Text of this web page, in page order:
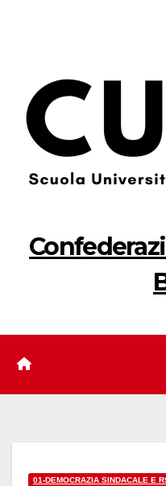
01-DEMOCRAZIA SINDACALE E